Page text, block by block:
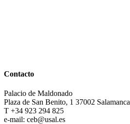
Contacto
Palacio de Maldonado
Plaza de San Benito, 1 37002 Salamanca
T +34 923 294 825
e-mail: ceb@usal.es